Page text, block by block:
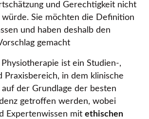
und Gerechtigkeit nicht
würde. Sie möchten die Definition
und haben deshalb den
gemacht
Physiotherapie ist ein Studien-,
Praxisbereich, in dem klinische
auf der Grundlage der besten
getroffen werden, wobei
Expertenwissen mit ethischen